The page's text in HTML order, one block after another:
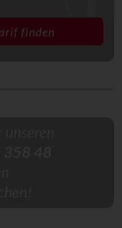
finden